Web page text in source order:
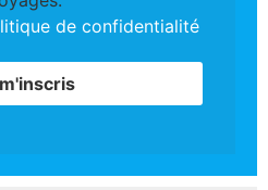
de confidentialité